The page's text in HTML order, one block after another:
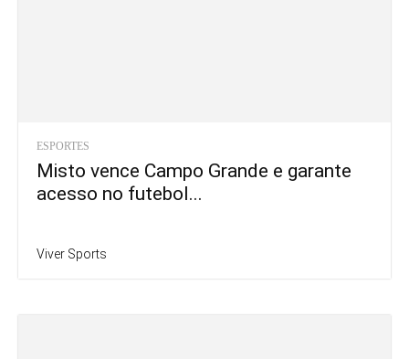
ESPORTES
Misto vence Campo Grande e garante
acesso no futebol...
Viver Sports